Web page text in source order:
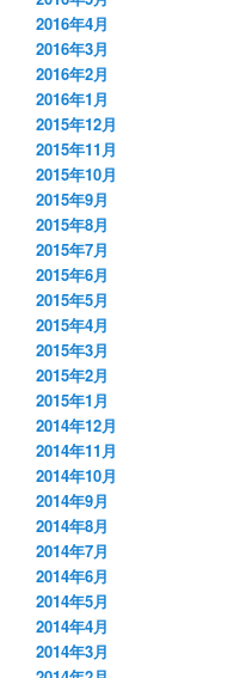
2016年4月
2016年3月
2016年2月
2016年1月
2015年12月
2015年11月
2015年10月
2015年9月
2015年8月
2015年7月
2015年6月
2015年5月
2015年4月
2015年3月
2015年2月
2015年1月
2014年12月
2014年11月
2014年10月
2014年9月
2014年8月
2014年7月
2014年6月
2014年5月
2014年4月
2014年3月